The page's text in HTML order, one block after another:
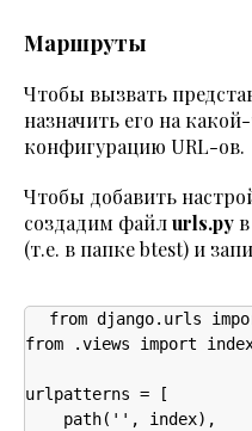
Маршруты
Чтобы вызвать
назначить его на
конфигурацию URL-ов.
Чтобы добавить
создадим файлurls.py
(т.е. в папке btest) и
from django.urls
from .views import
urlpatterns = [
    path('', index),